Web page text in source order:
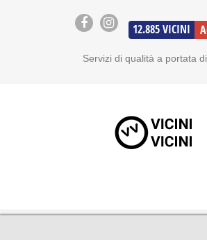
12.885 VICINI
Servizi di qualità a portata